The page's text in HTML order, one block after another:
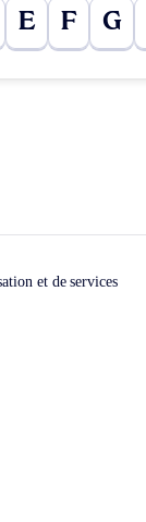
E F G
et de services